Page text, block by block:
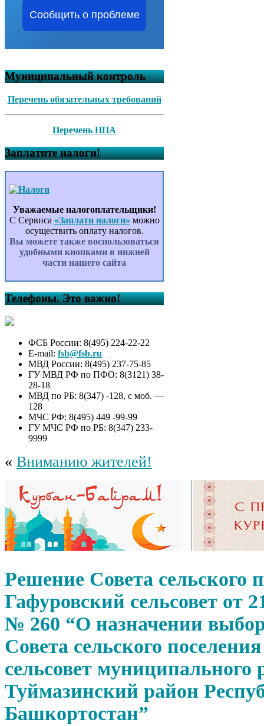
Сообщить о проблеме
Муниципальный контроль
Перечень обязательных требований
Перечень НПА
Заплатите налоги!
Уважаемые налогоплательщики!
С Сервиса «Заплати налоги» можно
осуществить оплату налогов.
Вы можете также воспользоваться
удобными кнопками в нижней
части нашего сайта
Телефоны. Это важно!
ФСБ России: 8(495) 224-22-22
E-mail: fsb@fsb.ru
МВД России: 8(495) 237-75-85
ГУ МВД РФ по ПФО: 8(3121) 38-
28-18
МВД по РБ: 8(347) -128, с моб. —
128
МЧС РФ: 8(495) 449 -99-99
ГУ МЧС РФ по РБ: 8(347) 233-
9999
« Вниманию жителей!
Решение Совета сельского
Гафуровский сельсовет от
№ 260 “О назначении
Совета сельского
сельсовет муниципального
Туймазинский район
Башкортостан”